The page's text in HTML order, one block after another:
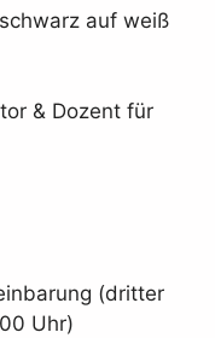
auf weiß
& Dozent für
(dritter
Uhr)